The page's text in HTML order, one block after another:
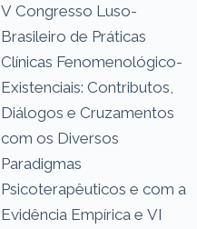
V Congresso Luso-
Brasileiro de Práticas
Clínicas Fenomenológico-
Existenciais: Contributos,
Diálogos e Cruzamentos
com os Diversos
Paradigmas
Psicoterapêuticos e com a
Evidência Empírica e VI